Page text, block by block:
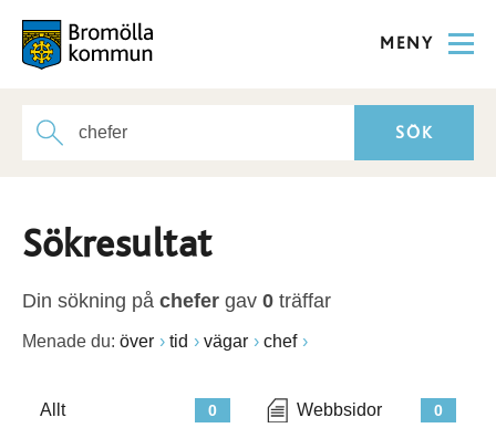
MENY
Sökresultat
Din sökning på chefer gav 0 träffar
Menade du: över tid vägar chef
0
Allt 0
Webbsidor